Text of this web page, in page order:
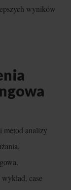
wyników
metod analizy
case